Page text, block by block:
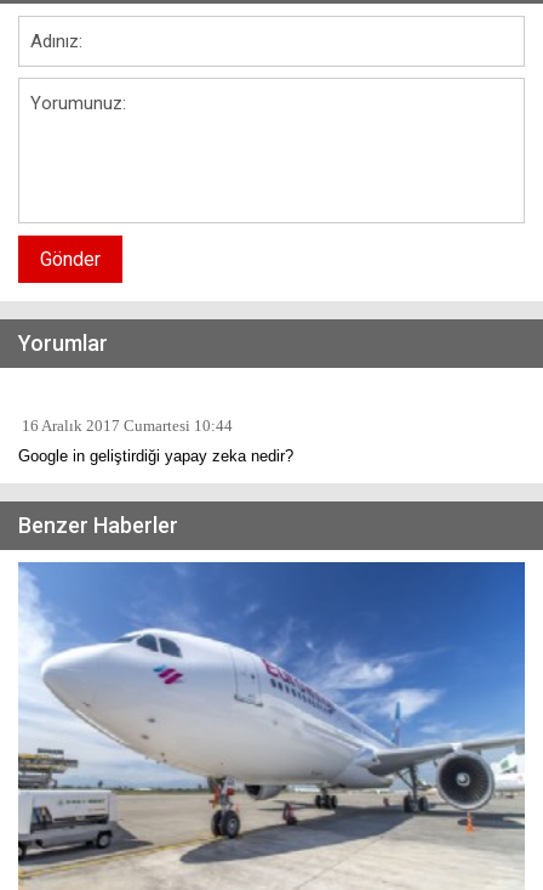
Gönder
Yorumlar
16 Aralık 2017 Cumartesi 10:44
Google in geliştirdiği yapay zeka nedir?
Benzer Haberler